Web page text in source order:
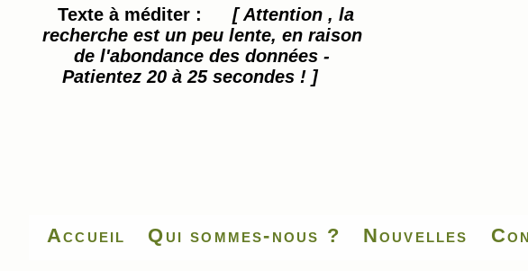
Texte à méditer :
[ Attention , la
recherche est un peu lente, en raison
de l'abondance des données -
Patientez 20 à 25 secondes ! ]
Accueil Qui sommes-nous ? Nouvelles